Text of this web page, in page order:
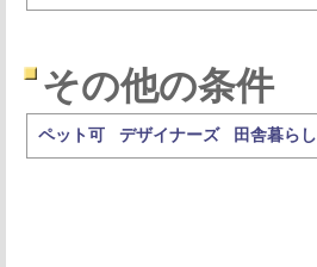
その他の条件
ペット可 デザイナーズ 田舎暮らし